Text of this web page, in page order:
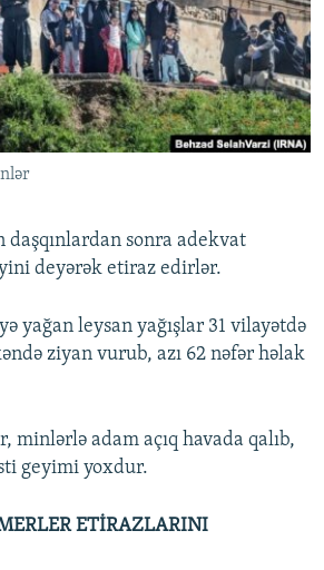
KITABXANASI
STANDARTLARIMIZ
sonra adekvat
deyərək etiraz edirlər.
yağan leysan yağışlar 31 vilayətdə
ziyan vurub, azı 62 nəfər həlak
minlərlə adam açıq havada qalıb,
geyimi yoxdur.
ETİRAZLARINI